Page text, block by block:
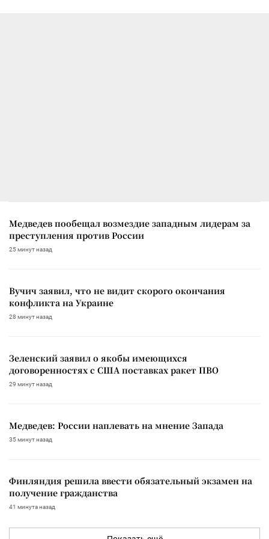
Медведев пообещал возмездие западным лидерам за
преступления против России
25 минут назад
Вучич заявил, что не видит скорого окончания
конфликта на Украине
28 минут назад
Зеленский заявил о якобы имеющихся
договоренностях с США поставках ракет ПВО
29 минут назад
Медведев: России наплевать на мнение Запада
35 минут назад
Финляндия решила ввести обязательный экзамен на
получение гражданства
41 минута назад